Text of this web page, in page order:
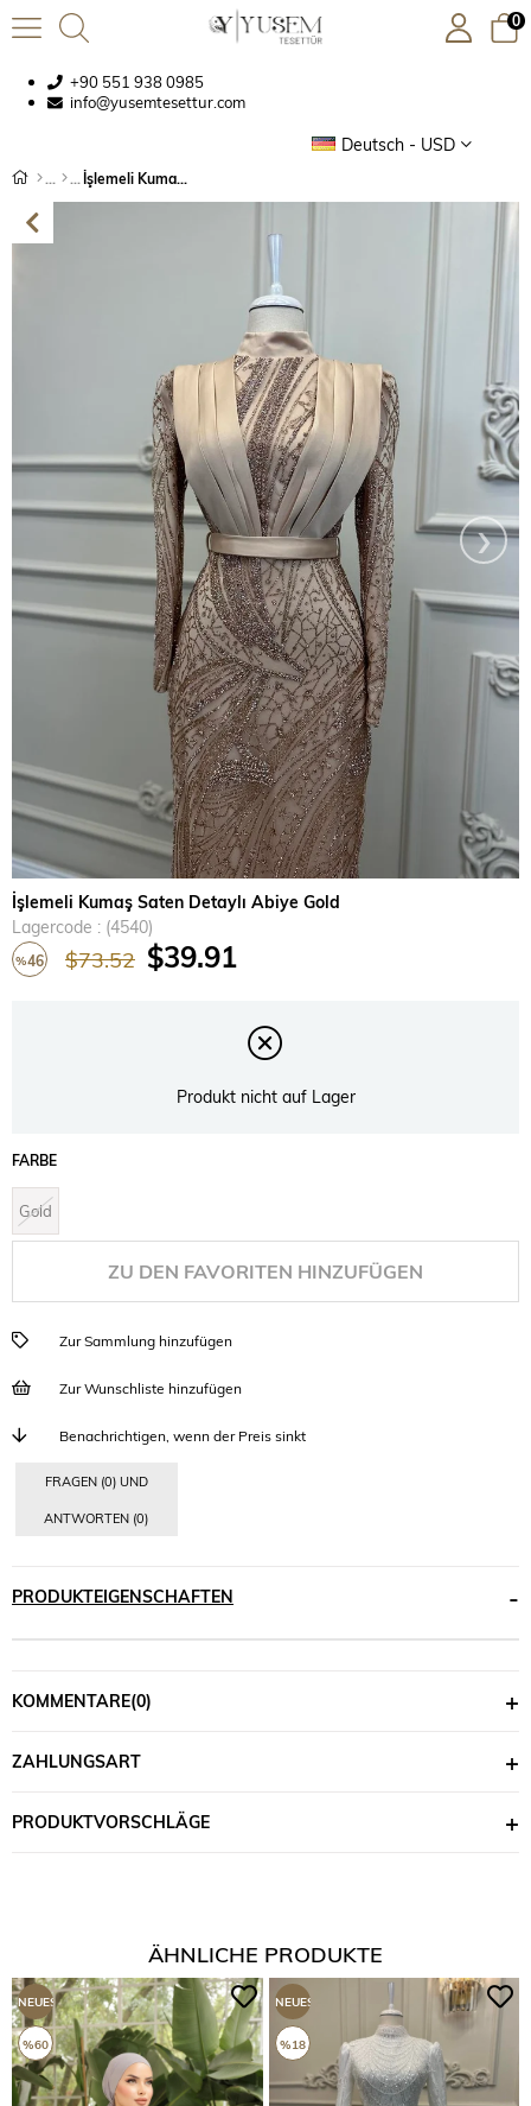
+90 551 938 0985
info@yusemtesettur.com
Deutsch - USD
0
İşlemeli Kumaş Saten Detaylı Abiye Gold
›
İşlemeli Kumaş Saten Detaylı Abiye Gold
Lagercode
(4540)
%46 $73.52 $39.91
Produkt nicht auf Lager
FARBE
Gold
ZU DEN FAVORITEN HINZUFÜGEN
Zur Sammlung hinzufügen
Zur Wunschliste hinzufügen
Benachrichtigen, wenn der Preis sinkt
FRAGEN (0) UND
ANTWORTEN (0)
PRODUKTEIGENSCHAFTEN
KOMMENTARE(0)
ZAHLUNGSART
PRODUKTVORSCHLÄGE
ÄHNLICHE PRODUKTE
NEUES
PRODUKT
%60
NEUES
PRODUKT
%18